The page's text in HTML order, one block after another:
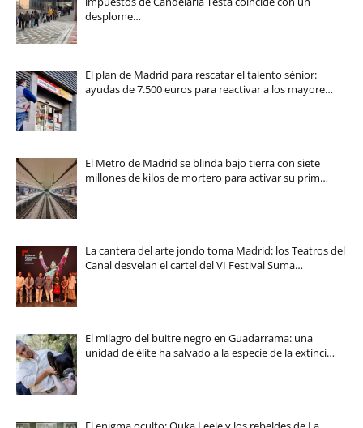
desplome…
El plan de Madrid para rescatar el talento sénior:
ayudas de 7.500 euros para reactivar a los mayore…
El Metro de Madrid se blinda bajo tierra con siete
millones de kilos de mortero para activar su prim…
La cantera del arte jondo toma Madrid: los Teatros del
Canal desvelan el cartel del VI Festival Suma…
El milagro del buitre negro en Guadarrama: una
unidad de élite ha salvado a la especie de la extinci…